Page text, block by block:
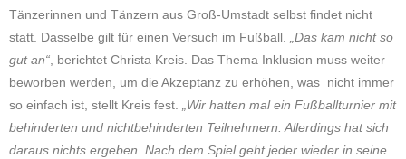
Tänzerinnen und Tänzern aus Groß-Umstadt selbst findet nicht
statt. Dasselbe gilt für einen Versuch im Fußball.
„Das kam nicht so
gut an“ , berichtet Christa Kreis. Das Thema Inklusion muss weiter
beworben werden, um die Akzeptanz zu erhöhen, was nicht immer
so einfach ist, stellt Kreis fest.
„Wir hatten mal ein Fußballturnier mit
behinderten und nichtbehinderten Teilnehmern. Allerdings hat sich
daraus nichts ergeben. Nach dem Spiel geht jeder wieder in seine